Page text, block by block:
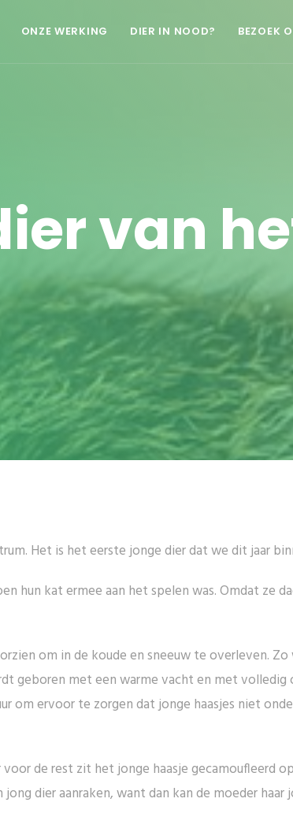
ONZE WERKING DIER IN NOOD? BEZOEK
van
Het is het eerste jonge dier dat we dit jaar
hun kat ermee aan het spelen was. Omdat ze
om in de koude en sneeuw te overleven.
geboren met een warme vacht en met
om ervoor te zorgen dat jonge haasjes niet
de rest zit het jonge haasje gecamoufleerd
dier aanraken, want dan kan de moeder